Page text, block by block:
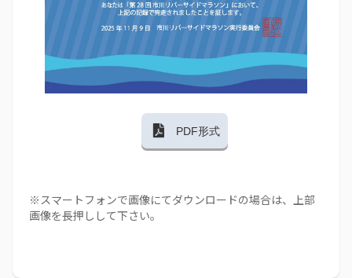
PDF形式
※スマートフォンで画像にてダウンロードの場合は、上部
画像を長押しして下さい。